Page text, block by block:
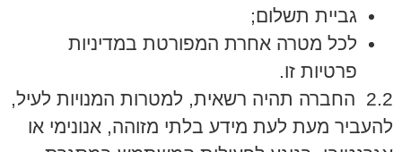
גביית תשלום;
לכל מטרה אחרת המפורטת במדיניות
פרטיות זו.
2.2 החברה תהיה רשאית, למטרות המנויות לעיל,
להעביר מעת לעת מידע בלתי מזוהה, אנונימי או